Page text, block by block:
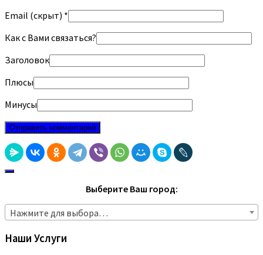
Email (скрыт) *
Как с Вами связаться?
Заголовок
Плюсы
Минусы
Выберите Ваш город:
Нажмите для выбора…
Наши Услуги